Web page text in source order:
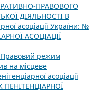
ПРАВОВОГО
ДІЯЛЬНОСТІ В
асоціації України: №
АСОЦІАЦІЇ
Правовий режим
на місцеве
асоціації
ПЕНІТЕНЦІАРНОЇ